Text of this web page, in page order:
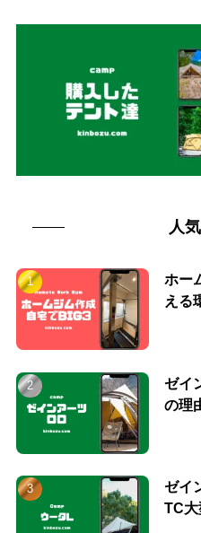
人
ホー
える
ゼイ
の理
ゼイ
TC大